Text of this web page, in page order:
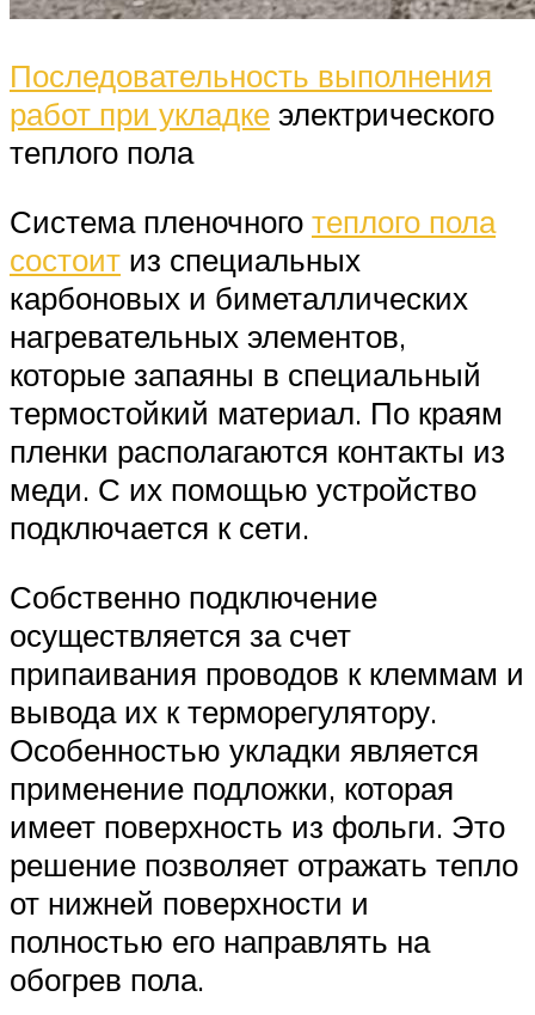
Последовательность выполнения
работ при укладке электрического
теплого пола
Система пленочного теплого пола
состоит из специальных
карбоновых и биметаллических
нагревательных элементов,
которые запаяны в специальный
термостойкий материал. По краям
пленки располагаются контакты из
меди. С их помощью устройство
подключается к сети.
Собственно подключение
осуществляется за счет
припаивания проводов к клеммам и
вывода их к терморегулятору.
Особенностью укладки является
применение подложки, которая
имеет поверхность из фольги. Это
решение позволяет отражать тепло
от нижней поверхности и
полностью его направлять на
обогрев пола.